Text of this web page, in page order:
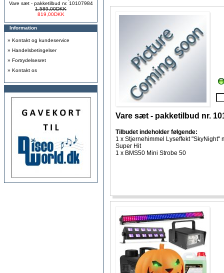
Vare sæt - pakketilbud nr. 10107984
1.589,00DKK
819,00DKK
Information
» Kontakt og kundeservice
» Handelsbetingelser
» Fortrydelsesret
» Kontakt os
Vare sæt - pakketilbud nr.
Tilbudet indeholder følgende:
1 x Stjernehimmel Lyseffekt
Super Hit
1 x BMS50 Mini Strobe 50